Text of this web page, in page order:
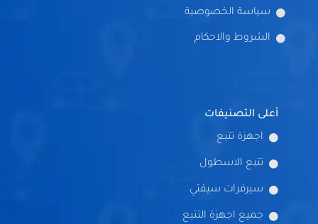
سياسة الخصوصية
الشروط والاحكام
أعلى التصنيفات
اجهزة تتبع
تتبع الاسطول
سيرفرات سيفتي
جميع اجهزة التتبع